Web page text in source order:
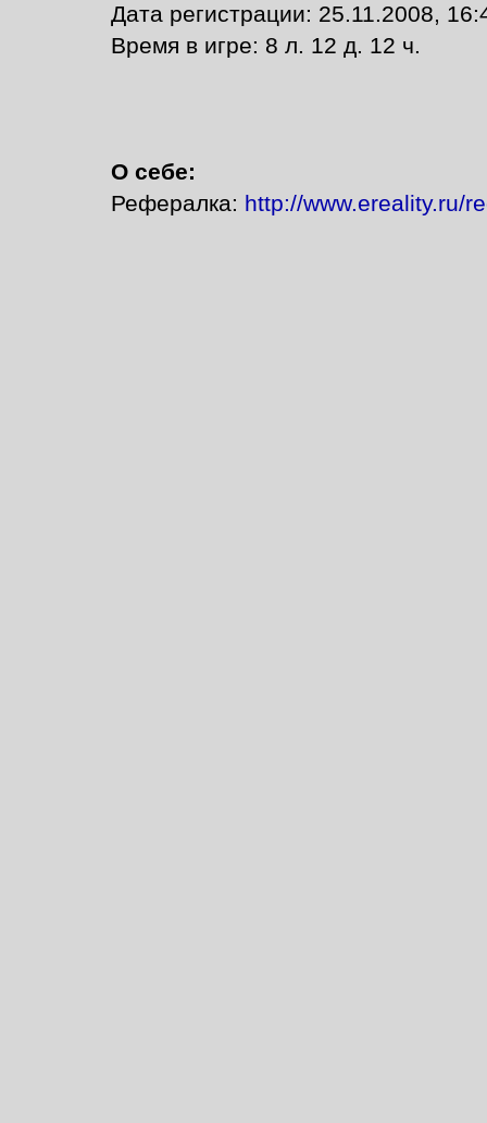
Дата регистрации: 25.11.2008,
Время в игре: 8 л. 12 д. 12 ч.
О себе:
Рефералка: http://www.ereality.ru/